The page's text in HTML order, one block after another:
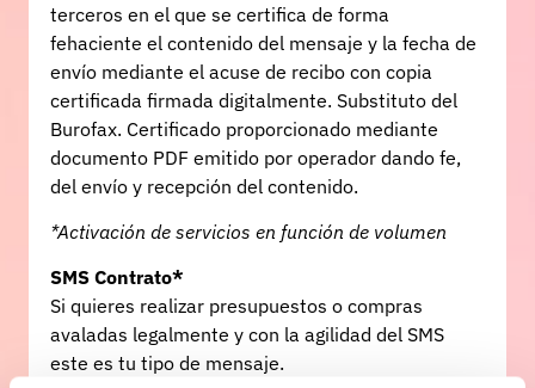
terceros en el que se certifica de forma
fehaciente el contenido del mensaje y la fecha de
envío mediante el acuse de recibo con copia
certificada firmada digitalmente. Substituto del
Burofax. Certificado proporcionado mediante
documento PDF emitido por operador dando fe,
del envío y recepción del contenido.
*Activación de servicios en función de volumen
SMS Contrato*
Si quieres realizar presupuestos o compras
avaladas legalmente y con la agilidad del SMS
este es tu tipo de mensaje.